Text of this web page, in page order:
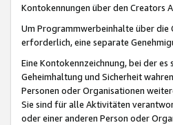
Kontokennungen über den Creators
Um Programmwerbeinhalte über die
erforderlich, eine separate
Eine Kontokennzeichnung, bei der
Geheimhaltung und Sicherheit
Personen oder Organisationen
Sie sind für alle Aktivitäten
oder einer anderen Person oder